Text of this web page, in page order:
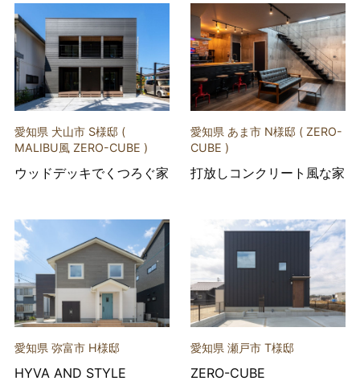
愛知県 犬山市 S様邸 (
MALIBU風 ZERO-CUBE )
ウッドデッキでくつろぐ家
愛知県 あま市 N様邸 ( ZERO-
CUBE )
打放しコンクリート風な家
愛知県 弥富市 H様邸
HYVA AND STYLE
愛知県 瀬戸市 T様邸
ZERO-CUBE